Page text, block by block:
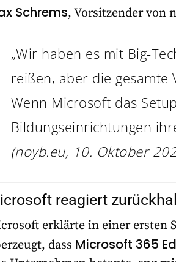
Schrems, Vorsitzender von
„Wir haben es mit Big-
reißen, aber die
Wenn Microsoft das
Bildungseinrichtungen
(noyb.eu, 10. Oktober
reagiert
erklärte in einer ersten
dass Microsoft 365